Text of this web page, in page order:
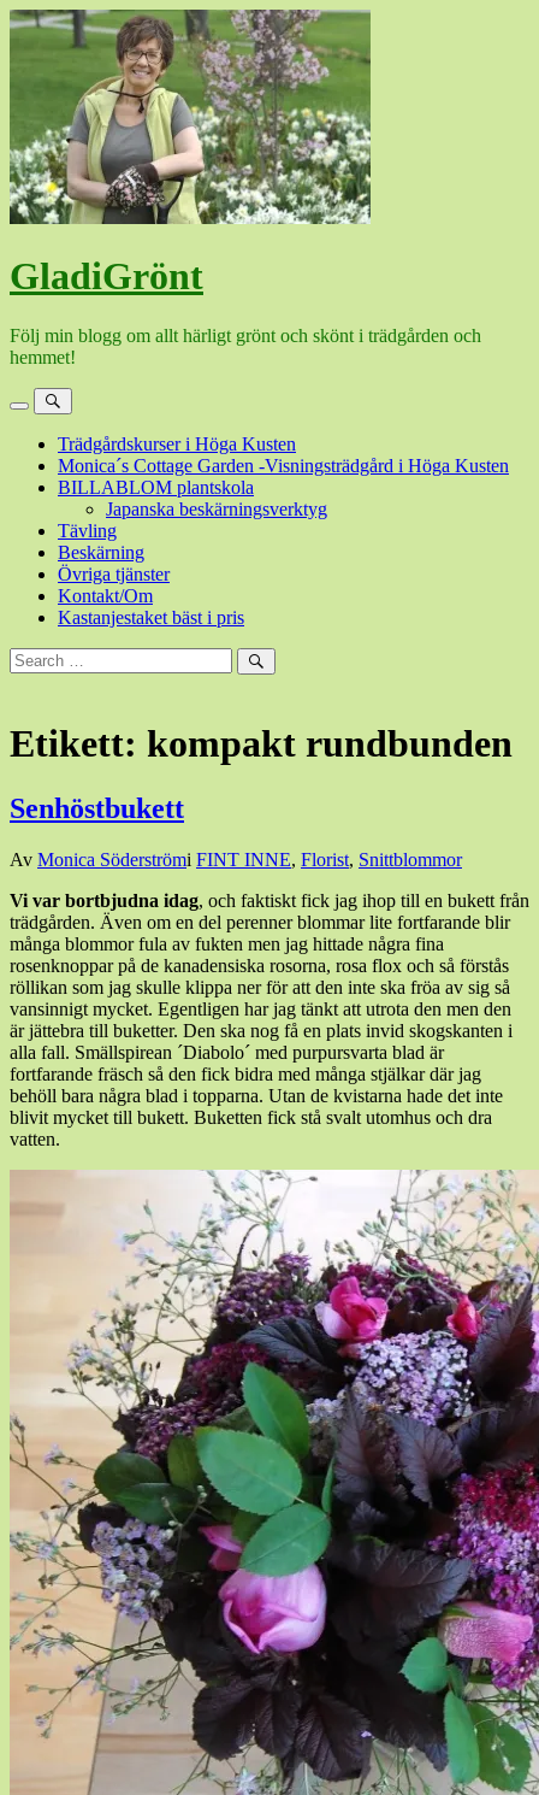
Hoppa
GladiGrönt
Följ min blogg om allt härligt grönt och skönt i trädgården och
hemmet!
MenySök
Trädgårdskurser i Höga Kusten
Monica´s Cottage Garden -Visningsträdgård i Höga Kusten
BILLABLOM plantskola
Japanska beskärningsverktyg
Tävling
Beskärning
Övriga tjänster
Kontakt/Om
Kastanjestaket bäst i pris
Sök
efter:
Sök
Etikett: kompakt rundbunden
Senhöstbukett
Den
oktober,
201518
oktober,
2015
Av Monica Söderströmi FINT INNE, Florist, Snittblommor
Vi var bortbjudna idag, och faktiskt fick jag ihop till en bukett från
trädgården. Även om en del perenner blommar lite fortfarande blir
många blommor fula av fukten men jag hittade några fina
rosenknoppar på de kanadensiska rosorna, rosa flox och så förstås
röllikan som jag skulle klippa ner för att den inte ska fröa av sig så
vansinnigt mycket. Egentligen har jag tänkt att utrota den men den
är jättebra till buketter. Den ska nog få en plats invid skogskanten i
alla fall. Smällspirean ´Diabolo´ med purpursvarta blad är
fortfarande fräsch så den fick bidra med många stjälkar där jag
behöll bara några blad i topparna. Utan de kvistarna hade det inte
blivit mycket till bukett. Buketten fick stå svalt utomhus och dra
vatten.